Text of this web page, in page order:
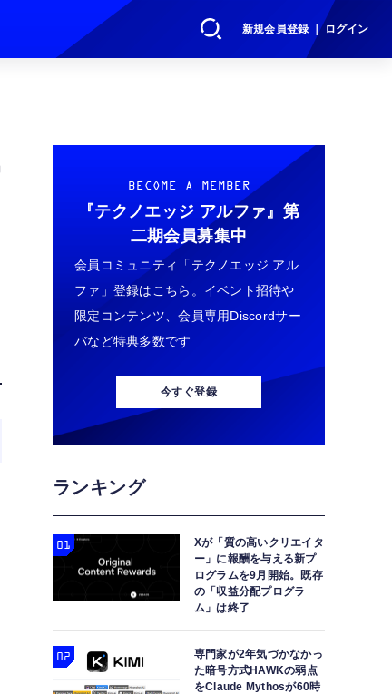
新規会員登録 ｜ ログイン
BECOME A MEMBER
『テクノエッジ アルファ』 第
二期会員募集中
会員コミュニティ「テクノエッジ アル
ファ」登録はこちら。イベント招待や
限定コンテンツ、会員専用Discordサー
バなど特典多数です
今すぐ登録
ランキング
Xが「質の高いクリエイタ
ー」に報酬を与える新プ
ログラムを9月開始。既存
の「収益分配プログラ
ム」は終了
専門家が2年気づかなかっ
た暗号方式HAWKの弱点
をClaude Mythosが60時